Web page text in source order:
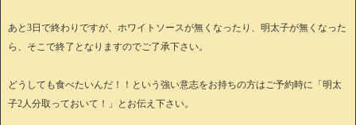
あと3日で終わりですが、ホワイトソースが無くなったり、明太子が無くなった
ら、そこで終了となりますのでご了承下さい。
どうしても食べたいんだ！！という強い意志をお持ちの方はご予約時に「明太
子2人分取っておいて！」とお伝え下さい。